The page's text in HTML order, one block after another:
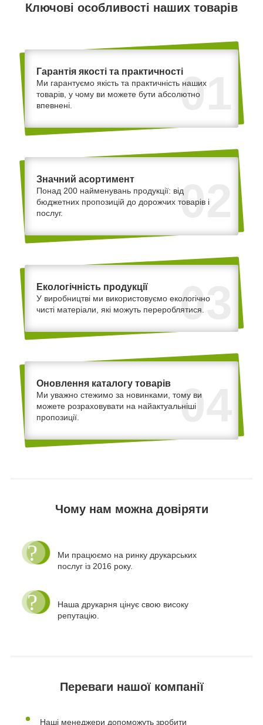
Ключові особливості наших товарів
01
Гарантія якості та практичності
Ми гарантуємо якість та практичність наших
товарів, у чому ви можете бути абсолютно
впевнені.
02
Значний асортимент
Понад 200 найменувань продукції: від
бюджетних пропозицій до дорожчих товарів і
послуг.
03
Екологічність продукції
У виробництві ми використовуємо екологічно
чисті матеріали, які можуть перероблятися.
04
Оновлення каталогу товарів
Ми уважно стежимо за новинками, тому ви
можете розраховувати на найактуальніші
пропозиції.
Чому нам можна довіряти
Ми працюємо на ринку друкарських
послуг із 2016 року.
Наша друкарня цінує свою високу
репутацію.
Переваги нашої компанії
Наші менеджери допоможуть зробити